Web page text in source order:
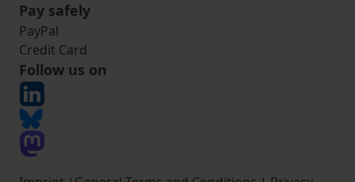
Pay safely
PayPal
Credit Card
Follow us on